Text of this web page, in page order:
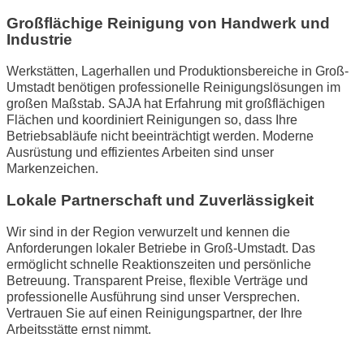
Großflächige Reinigung von Handwerk und
Industrie
Werkstätten, Lagerhallen und Produktionsbereiche in Groß-
Umstadt benötigen professionelle Reinigungslösungen im
großen Maßstab. SAJA hat Erfahrung mit großflächigen
Flächen und koordiniert Reinigungen so, dass Ihre
Betriebsabläufe nicht beeinträchtigt werden. Moderne
Ausrüstung und effizientes Arbeiten sind unser
Markenzeichen.
Lokale Partnerschaft und Zuverlässigkeit
Wir sind in der Region verwurzelt und kennen die
Anforderungen lokaler Betriebe in Groß-Umstadt. Das
ermöglicht schnelle Reaktionszeiten und persönliche
Betreuung. Transparent Preise, flexible Verträge und
professionelle Ausführung sind unser Versprechen.
Vertrauen Sie auf einen Reinigungspartner, der Ihre
Arbeitsstätte ernst nimmt.